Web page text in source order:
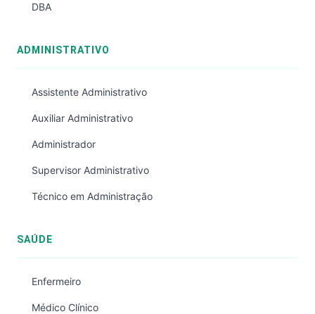
DBA
ADMINISTRATIVO
Assistente Administrativo
Auxiliar Administrativo
Administrador
Supervisor Administrativo
Técnico em Administração
SAÚDE
Enfermeiro
Médico Clínico